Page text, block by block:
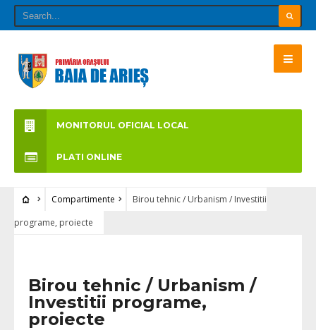
MONITORUL OFICIAL LOCAL
PLATI ONLINE
Compartimente
Birou tehnic / Urbanism / Investitii
programe, proiecte
Birou tehnic / Urbanism /
Investitii programe,
proiecte